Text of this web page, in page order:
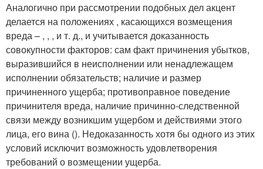
Аналогично при рассмотрении подобных дел акцент
делается на положениях , касающихся возмещения
вреда – , , , и т. д., и учитывается доказанность
совокупности факторов: сам факт причинения убытков,
выразившийся в неисполнении или ненадлежащем
исполнении обязательств; наличие и размер
причиненного ущерба; противоправное поведение
причинителя вреда, наличие причинно-следственной
связи между возникшим ущербом и действиями этого
лица, его вина (). Недоказанность хотя бы одного из этих
условий исключит возможность удовлетворения
требований о возмещении ущерба.